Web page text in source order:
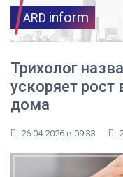
ARD inform
Трихолог
ускоряет рост
дома
26.04.2026 в 09:33